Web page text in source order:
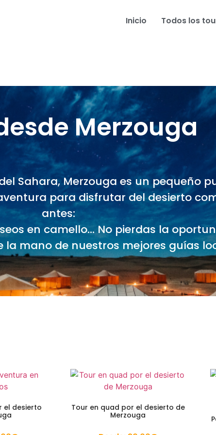
Inicio Todos los
Merzouga
Sahara, Merzouga es un pequeño
para disfrutar del desierto
antes:
en camello… No pierdas la
la mano de nuestros mejores guías
el desierto
Tour en quad por el desierto de
Merzouga